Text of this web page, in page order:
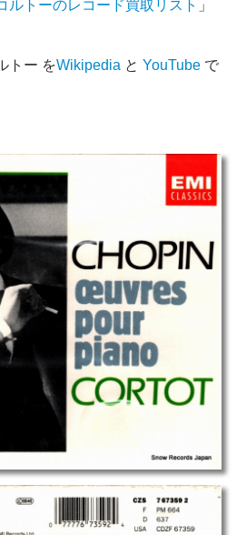
ルトーのレコード買取リスト 」
トー をWikipedia と YouTubeで